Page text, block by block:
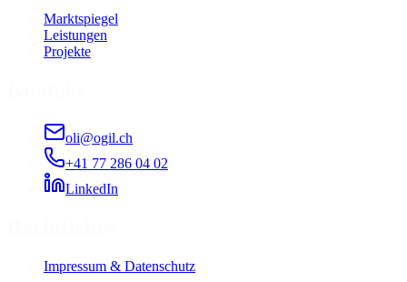
Marktspiegel
Leistungen
Projekte
oli@ogil.ch
+41 77 286 04 02
LinkedIn
Impressum & Datenschutz